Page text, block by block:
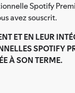
Spotify
avez souscrit.
ET EN LEUR
SPOTIFY
À SON TERME.